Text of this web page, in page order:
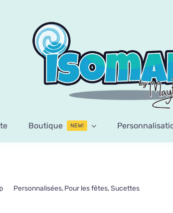
Boutique NEW!
Personnalisées Pour les fêtes Sucettes